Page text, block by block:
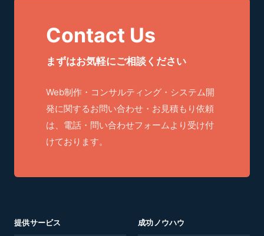
Contact Us
まずはお気軽にご相談ください
Web制作・コンサルティング・システム開
発に関するお問い合わせ・お見積もり依頼
は、電話・問い合わせフォームより受け付
けております。
提供サービス 成功ノウハウ